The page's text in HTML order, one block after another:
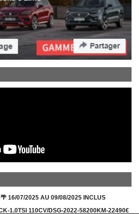
16/07/2025 AU 09/08/2025 INCLUS
1.0TSI 110CV/DSG-2022-58200KM-22490€